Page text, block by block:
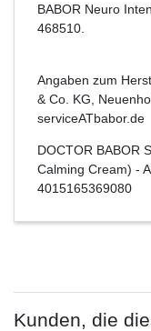
BABOR Neuro
468510.
Angaben zum
& Co. KG,
serviceATbabor.de
DOCTOR BABOR
Calming Cream) -
4015165369080
Kunden, die